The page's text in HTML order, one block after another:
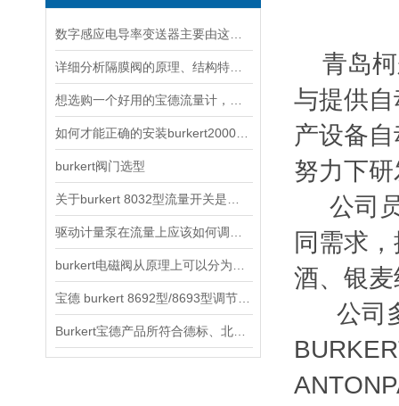
burkert阀门选型
青岛柯
与提供
产设备
努力下
公司员
同需求
酒、银
公司多